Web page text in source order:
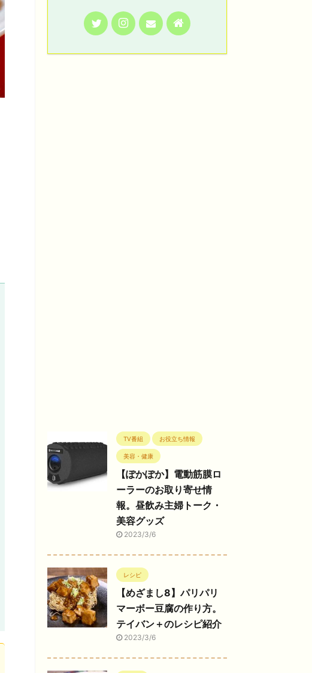
TV番組 お役立ち情報
美容・健康
【ぽかぽか】電動筋膜ロ
ーラーのお取り寄せ情
報。昼飲み主婦トーク・
美容グッズ
2023/3/6
レシピ
【めざまし8】パリパリ
マーボー豆腐の作り方。
テイバン＋のレシピ紹介
2023/3/6